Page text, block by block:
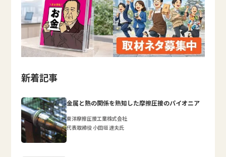
新着記事
金属と熱の関係を熟知した摩擦圧接のパイオニア
東洋摩擦圧接工業株式会社
代表取締役 小田垣 達夫氏